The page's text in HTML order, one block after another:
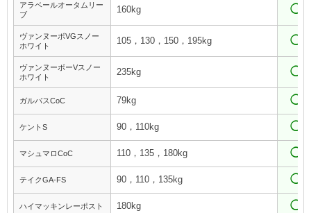
アラベールオータムリー
ブ
160kg ◯
ヴァンヌーボVGスノー
ホワイト
105，130，150，195kg ◯
ヴァンヌーボーVスノー
ホワイト
235kg ◯
ガルバスCoC 79kg ◯
ケントS 90，110kg ◯
マシュマロCoC 110，135，180kg ◯
テイクGA-FS 90，110，135kg ◯
ハイマッキンレーポスト 180kg ◯